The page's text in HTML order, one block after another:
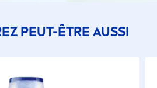
PEUT-ÊTRE AUSSI